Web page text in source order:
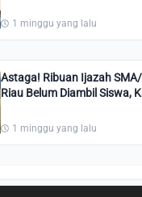
1 minggu yang lalu
Astaga! Ribuan Ijazah
Riau Belum Diambil Siswa,
1 minggu yang lalu